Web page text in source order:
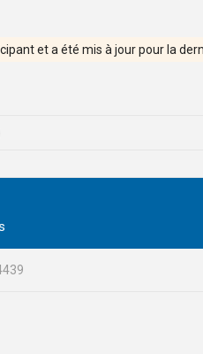
et a été mis à jour pour la